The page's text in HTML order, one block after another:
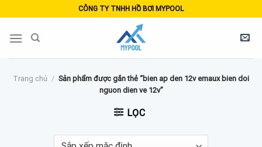
to
content
CÔNG TY TNHH HỒ BƠI MYPOOL
Trang chủ / Sản phẩm được gắn thẻ “bien ap den 12v emaux bien doi
nguon dien ve 12v”
LỌC